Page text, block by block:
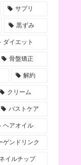
サプリ
黒ずみ
ダイエット
骨盤矯正
解約
クリーム
バストケア
ヘアオイル
ゲンドリンク
ネイルチップ